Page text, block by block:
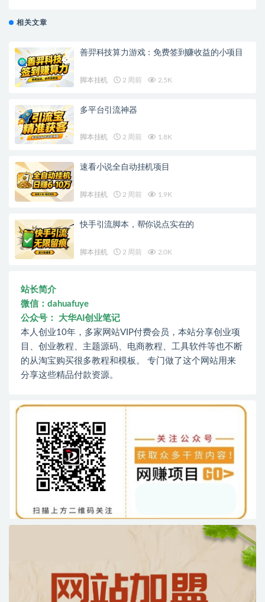
相关文章
善羿科技算力游戏：免费签到赚收益的小项目
脚本挂机 2 周前 2.5K
多平台引流神器
脚本挂机 2 周前 1.8K
速看小说全自动挂机项目
脚本挂机 2 周前 1.9K
快手引流脚本，帮你说点实在的
脚本挂机 2 周前 2.0K
站长简介
微信：dahuafuye
公众号： 大华AI创业笔记
本人创业10年，多家网站VIP付费会员，本站分享创业项
目、创业教程、主题源码、电商教程、工具软件等也不断
的从淘宝购买很多教程和模板。 专门做了这个网站用来
分享这些精品付款资源。